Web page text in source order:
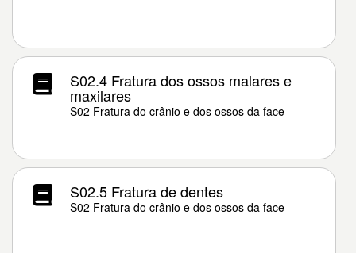
S02.4 Fratura dos ossos malares e
maxilares
S02 Fratura do crânio e dos ossos da face
S02.5 Fratura de dentes
S02 Fratura do crânio e dos ossos da face